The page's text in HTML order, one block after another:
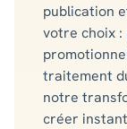
publication
votre choix
traitement
notre
créer